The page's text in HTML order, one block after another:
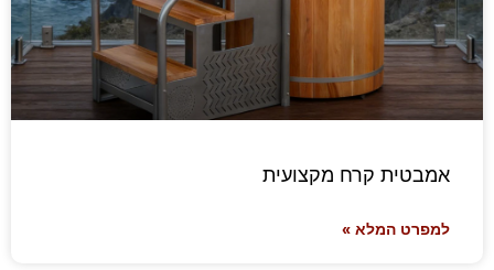
אמבטית קרח מקצועית
למפרט המלא »